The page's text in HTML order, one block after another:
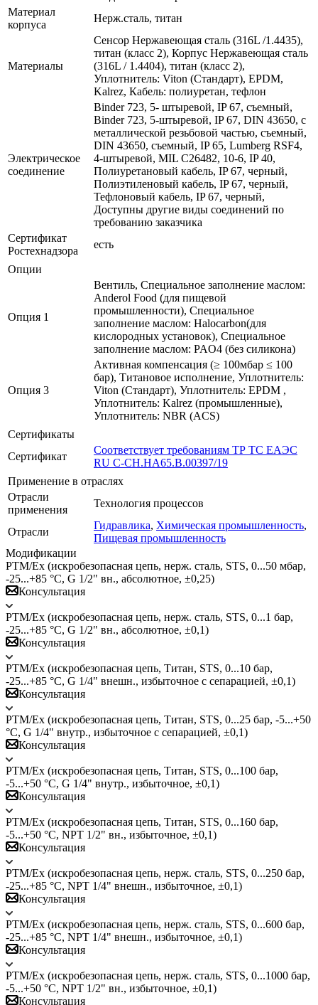
Материал
корпуса
Нерж.сталь, титан
Материалы
Сенсор Нержавеющая сталь (316L /1.4435),
титан (класс 2), Корпус Нержавеющая сталь
(316L / 1.4404), титан (класс 2),
Уплотнитель: Viton (Стандарт), EPDM,
Kalrez, Кабель: полиуретан, тефлон
Электрическое
соединение
Binder 723, 5- штыревой, IP 67, съемный,
Binder 723, 5-штыревой, IP 67, DIN 43650, с
металлической резьбовой частью, съемный,
DIN 43650, съемный, IP 65, Lumberg RSF4,
4-штыревой, MIL C26482, 10-6, IP 40,
Полиуретановый кабель, IP 67, черный,
Полиэтиленовый кабель, IP 67, черный,
Тефлоновый кабель, IP 67, черный,
Доступны другие виды соединений по
требованию заказчика
Сертификат
Ростехнадзора
есть
Опции
Опция 1
Вентиль, Специальное заполнение маслом:
Anderol Food (для пищевой
промышленности), Специальное
заполнение маслом: Halocarbon(для
кислородных установок), Специальное
заполнение маслом: PAO4 (без силикона)
Опция 3
Активная компенсация (≥ 100мбар ≤ 100
бар), Титановое исполнение, Уплотнитель:
Viton (Стандарт), Уплотнитель: EPDM ,
Уплотнитель: Kalrez (промышленные),
Уплотнитель: NBR (ACS)
Сертификаты
Сертификат
Соответствует требованиям ТР ТС ЕАЭС
RU C-CH.HA65.B.00397/19
Применение в отраслях
Отрасли
применения
Технология процессов
Отрасли
Гидравлика, Химическая промышленность,
Пищевая промышленность
Модификации
PTM/Ex (искробезопасная цепь, нерж. сталь, STS, 0...50 мбар,
-25...+85 °C, G 1/2" вн., абсолютное, ±0,25)
Консультация
PTM/Ex (искробезопасная цепь, нерж. сталь, STS, 0...1 бар,
-25...+85 °C, G 1/2" вн., абсолютное, ±0,1)
Консультация
PTM/Ex (искробезопасная цепь, Титан, STS, 0...10 бар,
-25...+85 °C, G 1/4" внешн., избыточное с сепарацией, ±0,1)
Консультация
PTM/Ex (искробезопасная цепь, Титан, STS, 0...25 бар, -5...+50
°C, G 1/4" внутр., избыточное с сепарацией, ±0,1)
Консультация
PTM/Ex (искробезопасная цепь, Титан, STS, 0...100 бар,
-5...+50 °C, G 1/4" внутр., избыточное, ±0,1)
Консультация
PTM/Ex (искробезопасная цепь, Титан, STS, 0...160 бар,
-5...+50 °C, NPT 1/2" вн., избыточное, ±0,1)
Консультация
PTM/Ex (искробезопасная цепь, нерж. сталь, STS, 0...250 бар,
-25...+85 °C, NPT 1/4" внешн., избыточное, ±0,1)
Консультация
PTM/Ex (искробезопасная цепь, нерж. сталь, STS, 0...600 бар,
-25...+85 °C, NPT 1/4" внешн., избыточное, ±0,1)
Консультация
PTM/Ex (искробезопасная цепь, нерж. сталь, STS, 0...1000 бар,
-5...+50 °C, NPT 1/2" вн., избыточное, ±0,1)
Консультация